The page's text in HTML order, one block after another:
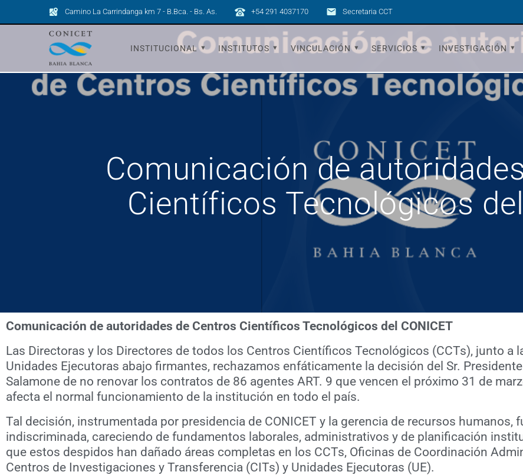
Camino La Carrindanga km 7 - B.Bca. - Bs. As. +54 291 4037170 Secretaria CCT
INSTITUCIONAL INSTITUTOS VINCULACIÓN SERVICIOS INVESTIGACIÓN
Comunicación de
Científicos Tecnológicos
Comunicación de autoridades de Centros Científicos Tecnológicos del CONICET
Las Directoras y los Directores de todos los Centros Científicos Tecnológicos (CCTs), junto a
Unidades Ejecutoras abajo firmantes, rechazamos enfáticamente la decisión del Sr. Presidente
Salamone de no renovar los contratos de 86 agentes ART. 9 que vencen el próximo 31 de
afecta el normal funcionamiento de la institución en todo el país.
Tal decisión, instrumentada por presidencia de CONICET y la gerencia de recursos humanos,
indiscriminada, careciendo de fundamentos laborales, administrativos y de planificación
que estos despidos han dañado áreas completas en los CCTs, Oficinas de Coordinación
Centros de Investigaciones y Transferencia (CITs) y Unidades Ejecutoras (UE).